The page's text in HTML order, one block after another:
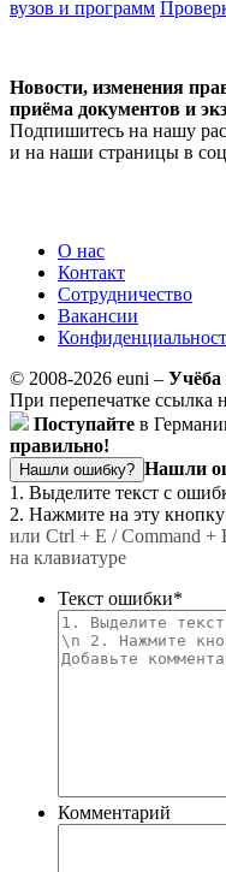
вузов и программ
Новости, изменения
приёма документов и
Подпишитесь на нашу
и на наши страницы в
О нас
Контакт
Сотрудничество
Вакансии
© 2008-2026 euni – Учёба
При перепечатке ссылка
Поступайте в
правильно!
Нашли ошибку? Нашли
1. Выделите текст с
2. Нажмите на эту кнопку
или Ctrl + E / Command +
на клавиатуре
Текст ошибки*
Комментарий